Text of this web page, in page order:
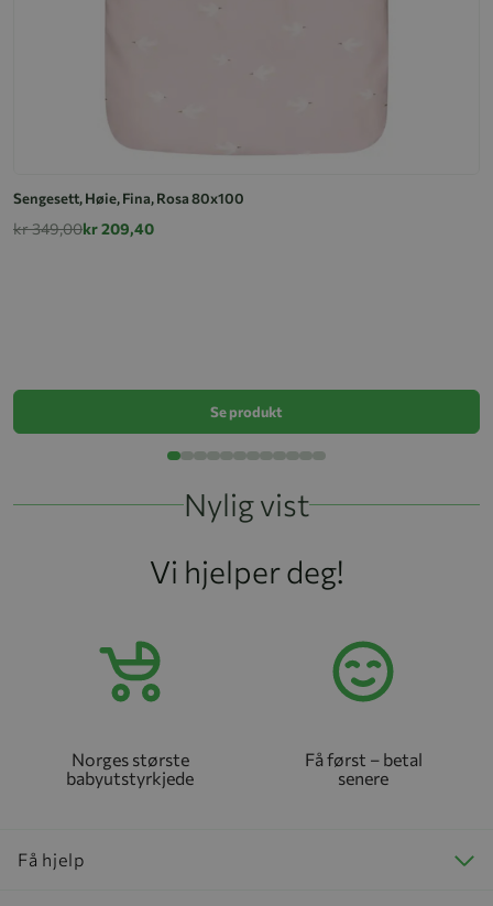
Sengesett, Høie, Fina, Rosa 80x100
kr 349,00kr 209,40
Se produkt
Nylig vist
Vi hjelper deg!
Norges største
babyutstyrkjede
Få først – betal
senere
Få hjelp